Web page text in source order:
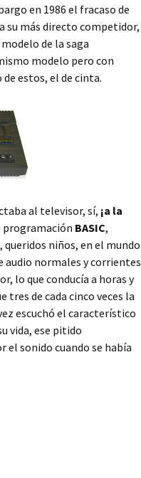
en 1986 el fracaso de
su más directo competidor,
de la saga
modelo pero con
de estos, el de cinta.
al televisor, sí, ¡a la
programación BASIC,
queridos niños, en el mundo
audio normales y corrientes
lo que conducía a horas y
tres de cada cinco veces la
escuchó el característico
vida, ese pitido
sonido cuando se había